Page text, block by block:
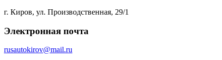
г. Киров, ул. Производственная, 29/1
Электронная почта
rusautokirov@mail.ru